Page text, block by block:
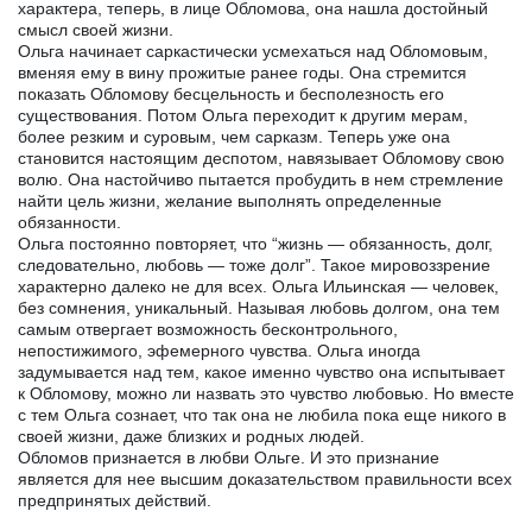
характера, теперь, в лице Обломова, она нашла достойный
смысл своей жизни.
Ольга начинает саркастически усмехаться над Обломовым,
вменяя ему в вину прожитые ранее годы. Она стремится
показать Обломову бесцельность и бесполезность его
существования. Потом Ольга переходит к другим мерам,
более резким и суровым, чем сарказм. Теперь уже она
становится настоящим деспотом, навязывает Обломову свою
волю. Она настойчиво пытается пробудить в нем стремление
найти цель жизни, желание выполнять определенные
обязанности.
Ольга постоянно повторяет, что “жизнь — обязанность, долг,
следовательно, любовь — тоже долг”. Такое мировоззрение
характерно далеко не для всех. Ольга Ильинская — человек,
без сомнения, уникальный. Называя любовь долгом, она тем
самым отвергает возможность бесконтрольного,
непостижимого, эфемерного чувства. Ольга иногда
задумывается над тем, какое именно чувство она испытывает
к Обломову, можно ли назвать это чувство любовью. Но вместе
с тем Ольга сознает, что так она не любила пока еще никого в
своей жизни, даже близких и родных людей.
Обломов признается в любви Ольге. И это признание
является для нее высшим доказательством правильности всех
предпринятых действий.